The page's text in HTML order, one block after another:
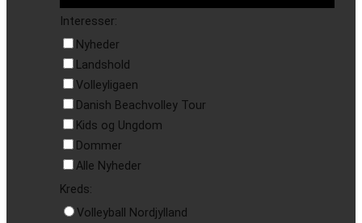
Interesser:
Nyheder
Landshold
Volleyligaen
Danish Beachvolley Tour
Kids og Ungdom
Dommer
Alle Nyheder
Kreds:
Volleyball Nordjylland